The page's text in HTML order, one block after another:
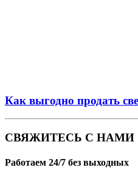
Как выгодно продать
СВЯЖИТЕСЬ С НАМИ
Работаем 24/7 без выходных